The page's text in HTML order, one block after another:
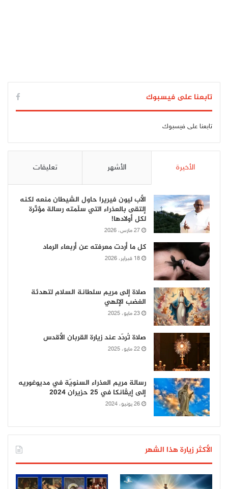
تابعنا على فيسبوك
تابعنا على فيسبوك
الأخيرة الأشهر تعليقات
الأب ليون فيريرا حاول الشيطان منعه لكنه
إلتقى بالعذراء التي سلّمته رسالة مؤثّرة
لكل أولادها!
27 مارس، 2026
كل ما أردت معرفته عن أربعاء الرماد
18 فبراير، 2026
صلاة إلى مريم سلطانة السلام لتهدئة
الغضب الإلهي
23 مايو، 2025
صلاة تُردّد عند زيارة القربان الأقدس
22 مايو، 2025
رسالة مريم العذراء السنويّة في مديوغوريه
إلى إيڤانكا في 25 حزيران 2024
26 يونيو، 2024
الأكثر زيارة هذا الشهر